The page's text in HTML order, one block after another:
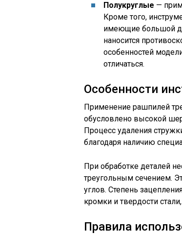
Полукруглые —
Кроме того,
имеющие большой
наносится
особенностей
отличаться.
Особенности
Применение рашпилей
обусловлено высокой
Процесс удаления
благодаря наличию
При обработке деталей
треугольным сечением.
углов. Степень
кромки и твердости
Правила